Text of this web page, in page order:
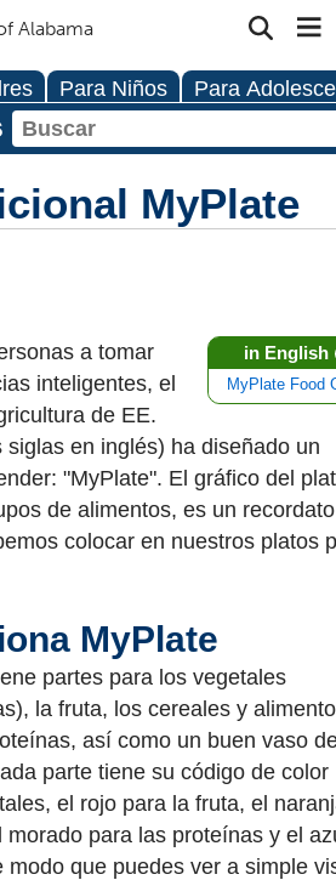
Para Niños Para
MyPlate
in English
MyPlate Food
a tomar
inteligentes, el
de EE.
siglas en inglés) ha diseñado un
"MyPlate". El gráfico del
de alimentos, es un
colocar en nuestros platos
MyPlate
partes para los vegetales
la fruta, los cereales y
así como un buen vaso
parte tiene su código de color
el rojo para la fruta, el
morado para las proteínas y el
modo que puedes ver a simple